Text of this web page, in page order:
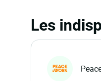
Les